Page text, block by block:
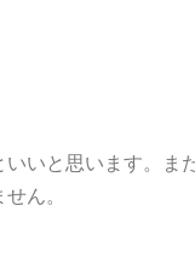
いと思います。
ん。